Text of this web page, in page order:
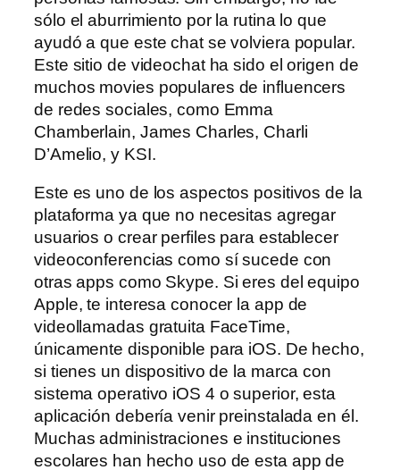
sólo el aburrimiento por la rutina lo que
ayudó a que este chat se volviera popular.
Este sitio de videochat ha sido el origen de
muchos movies populares de influencers
de redes sociales, como Emma
Chamberlain, James Charles, Charli
D’Amelio, y KSI.
Este es uno de los aspectos positivos de la
plataforma ya que no necesitas agregar
usuarios o crear perfiles para establecer
videoconferencias como sí sucede con
otras apps como Skype. Si eres del equipo
Apple, te interesa conocer la app de
videollamadas gratuita FaceTime,
únicamente disponible para iOS. De hecho,
si tienes un dispositivo de la marca con
sistema operativo iOS 4 o superior, esta
aplicación debería venir preinstalada en él.
Muchas administraciones e instituciones
escolares han hecho uso de esta app de